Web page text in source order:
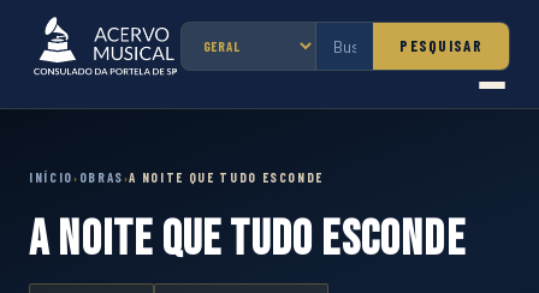
PESQUISAR
INÍCIO› OBRAS›A NOITE QUE TUDO ESCONDE
A NOITE QUE TUDO ESCONDE